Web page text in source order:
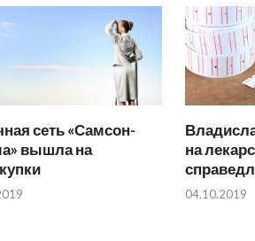
сеть «Самсон-
вышла на
на
04.10.2019